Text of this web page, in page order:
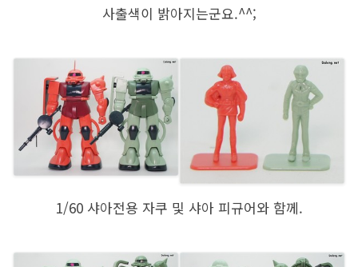
사출색이 밝아지는군요.^^;
1/60 샤아전용 자쿠 및 샤아 피규어와 함께.